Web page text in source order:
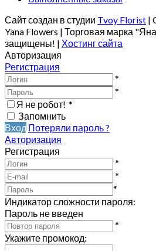
Сайт создан в студии Tvoy Florist |
Yana Flowers | Торговая марка
защищены! | Хостинг сайта
Авторизация
Регистрация
*
*
Я не робот! *
Запомнить
Вход Потеряли пароль ?
Авторизация
Регистрация
*
*
*
Индикатор сложности пароля:
Пароль не введен
*
Укажите промокод: